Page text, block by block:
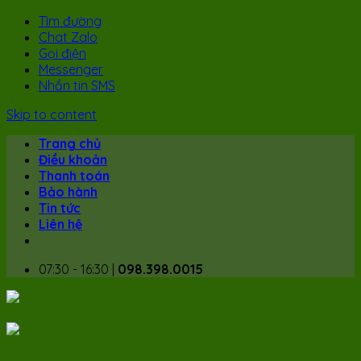
Tìm đường
Chat Zalo
Gọi điện
Messenger
Nhắn tin SMS
Skip to content
Trang chủ
Điều khoản
Thanh toán
Bảo hành
Tin tức
Liên hệ
07:30 - 16:30 | 098.398.0015